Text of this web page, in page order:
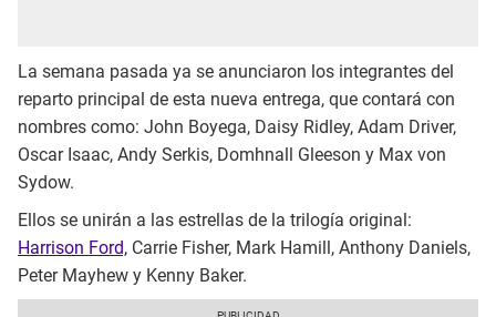
La semana pasada ya se anunciaron los integrantes del
reparto principal de esta nueva entrega, que contará con
nombres como: John Boyega, Daisy Ridley, Adam Driver,
Oscar Isaac, Andy Serkis, Domhnall Gleeson y Max von
Sydow.
Ellos se unirán a las estrellas de la trilogía original:
Harrison Ford, Carrie Fisher, Mark Hamill, Anthony Daniels,
Peter Mayhew y Kenny Baker.